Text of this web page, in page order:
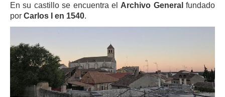
En su castillo se encuentra el Archivo General fundado
por Carlos I en 1540.